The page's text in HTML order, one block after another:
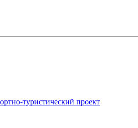
туристический проект